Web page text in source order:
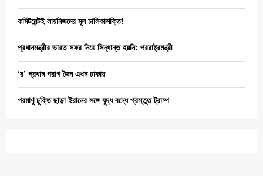
কমিটমেন্টই লায়নিজমের মূল চালিকাশক্তি!
প্রধানমন্ত্রীর ভারত সফর নিয়ে সিদ্ধান্ত হয়নি: পররাষ্ট্রমন্ত্রী
‘র’ প্রধান পরাগ জৈন এখন ঢাকায়
পরমাণু চুক্তি ছাড়া ইরানের সঙ্গে যুদ্ধ বন্ধে প্রস্তুত ট্রাম্প